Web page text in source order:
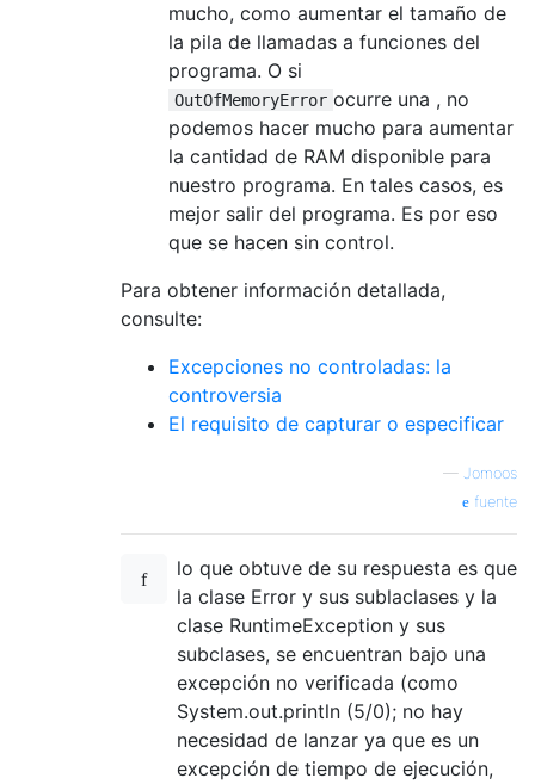
mucho, como aumentar el tamaño de
la pila de llamadas a funciones del
programa. O si
OutOfMemoryError ocurre una , no
podemos hacer mucho para aumentar
la cantidad de RAM disponible para
nuestro programa. En tales casos, es
mejor salir del programa. Es por eso
que se hacen sin control.
Para obtener información detallada,
consulte:
Excepciones no controladas: la
controversia
El requisito de capturar o especificar
— Jomoos
fuente
lo que obtuve de su respuesta es que
la clase Error y sus sublaclases y la
clase RuntimeException y sus
subclases, se encuentran bajo una
excepción no verificada (como
System.out.println (5/0); no hay
necesidad de lanzar ya que es un
excepción de tiempo de ejecución,